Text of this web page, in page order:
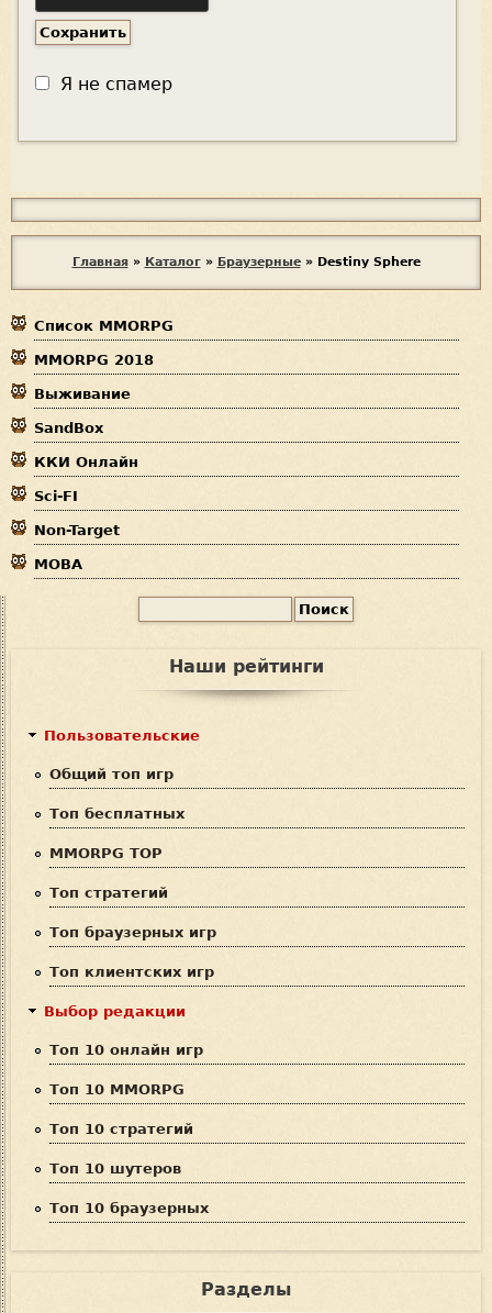
Я не спамер
с
п
м
е
ы
з
д
е
с
ь
Главная » Каталог » Браузерные » Destiny Sphere
Список MMORPG
MMORPG 2018
Выживание
SandBox
ККИ Онлайн
Sci-FI
Non-Target
MOBA
Наши рейтинги
Пользовательские
Общий топ игр
Топ бесплатных
MMORPG TOP
Топ стратегий
Топ браузерных игр
Топ клиентских игр
Выбор редакции
Топ 10 онлайн игр
Топ 10 MMORPG
Топ 10 стратегий
Топ 10 шутеров
Топ 10 браузерных
Разделы